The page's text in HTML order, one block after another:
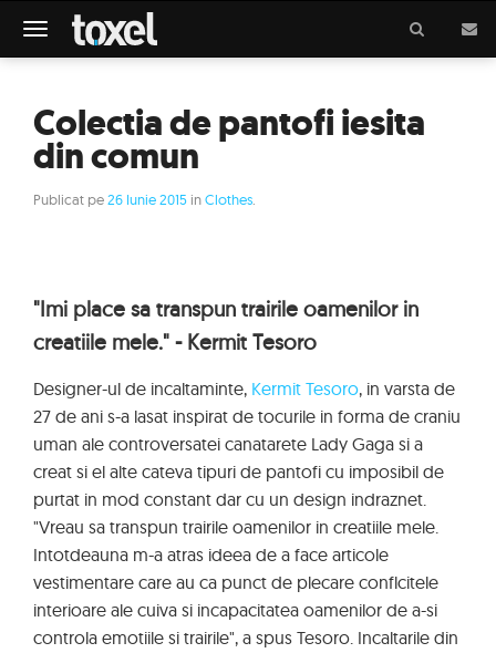
Meniu
Colectia de pantofi iesita
din comun
Publicat pe26 Iunie 2015 inClothes
"Imi place sa transpun trairile oamenilor in
creatiile mele." - Kermit Tesoro
Designer-ul de incaltaminte, Kermit Tesoro, in varsta de
27 de ani s-a lasat inspirat de tocurile in forma de craniu
uman ale controversatei canatarete Lady Gaga si a
creat si el alte cateva tipuri de pantofi cu imposibil de
purtat in mod constant dar cu un design indraznet.
"Vreau sa transpun trairile oamenilor in creatiile mele.
Intotdeauna m-a atras ideea de a face articole
vestimentare care au ca punct de plecare conflcitele
interioare ale cuiva si incapacitatea oamenilor de a-si
controla emotiile si trairile", a spus Tesoro. Incaltarile din